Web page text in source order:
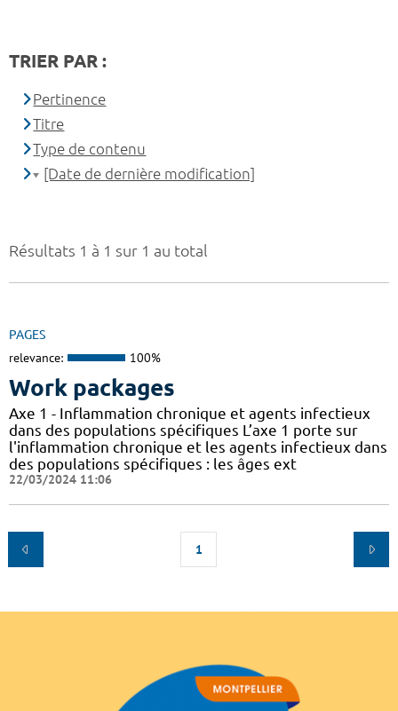
Résultats 1 à 1 sur 1 au total
PAGES
relevance: 100%
Work packages
Axe 1 - Inflammation chronique et agents infectieux
dans des populations spécifiques L’axe 1 porte sur
l'inflammation chronique et les agents infectieux dans
des populations spécifiques : les âges ext
22/03/2024 11:06
1
TRIER PAR :
Pertinence
Titre
Type de contenu
[Date de dernière modification]